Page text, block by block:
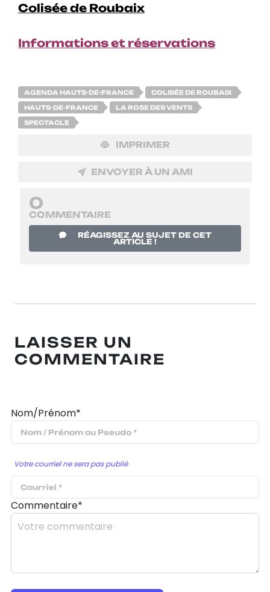
Colisée de Roubaix
Informations et réservations
AGENDA HAUTS-DE-FRANCE COLISÉE DE ROUBAIX
HAUTS-DE-FRANCE LA ROSE DES VENTS
SPECTACLE
IMPRIMER
ENVOYER À UN AMI
0
COMMENTAIRE
RÉAGISSEZ AU SUJET DE CET
ARTICLE !
LAISSER UN
COMMENTAIRE
Nom/Prénom*
Votre courriel ne sera pas publié
Commentaire*